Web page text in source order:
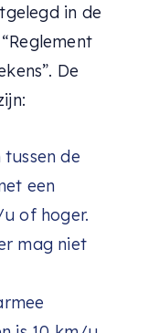
in de
De
de
een
of hoger.
mag niet